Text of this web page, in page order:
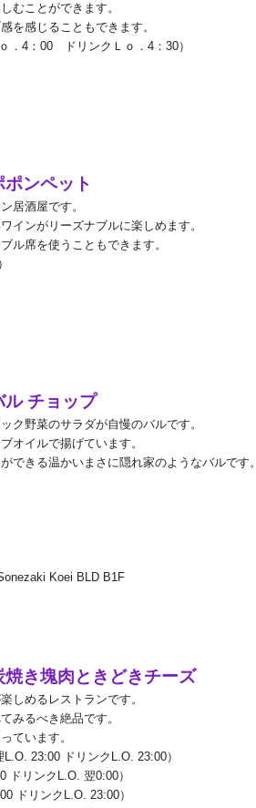
むことができます。
を感じることもできます。
． 4 ： 00 ドリンクＬｏ． 4 ： 30）
ポンペット
居酒屋です。
インがリーズナブルに楽しめます。
ル席を使うこともできます。
）
ル チョップ
ク野菜のサラダが自慢のバルです。
オイルで揚げています。
できる温かいまさに隠れ家のようなバルです
Koei BLD B1F
焼き塊肉ときどきチーズ
しめるレストランです。
みるべき絶品です。
ています。
L.O. 23:00 ドリンク L.O. 23:00）
ドリンク L.O. 翌0:00）
ドリンク L.O. 23:00）